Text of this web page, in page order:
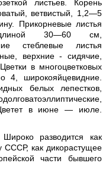
листьев. Корень
ветвистый, 1,2—5
Прикорневые листья
длиной 30—60 см,
стеблевые листья
верхние - сидячие,
в многоцветковых
4, широкояйцевидние.
белых лепестков,
в июне — июле.
разводится как
СССР, как дикорастущее
части бывшего